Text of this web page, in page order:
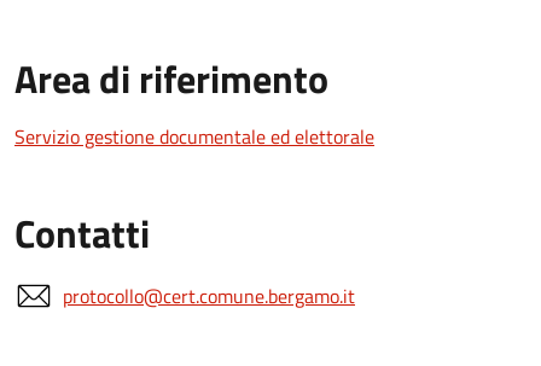
Area di riferimento
Servizio gestione documentale ed elettorale
Contatti
protocollo@cert.comune.bergamo.it